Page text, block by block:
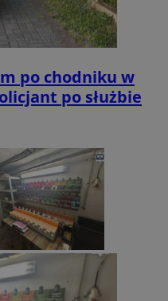
po chodniku w
po służbie